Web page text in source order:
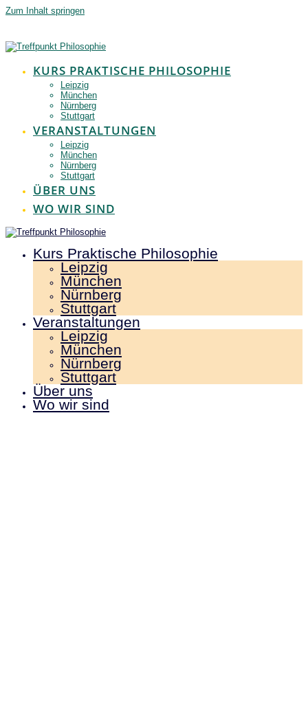
Zum Inhalt springen
KURS PRAKTISCHE PHILOSOPHIE
Leipzig
München
Nürnberg
Stuttgart
VERANSTALTUNGEN
Leipzig
München
Nürnberg
Stuttgart
ÜBER UNS
WO WIR SIND
Kurs Praktische Philosophie
Leipzig
München
Nürnberg
Stuttgart
Veranstaltungen
Leipzig
München
Nürnberg
Stuttgart
Über uns
Wo wir sind